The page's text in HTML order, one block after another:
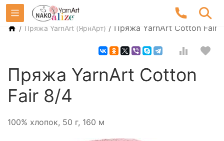
/ Пряжа YarnArt (ЯрнАрт) / Пряжа YarnArt Cotton Fair
Пряжа YarnArt Cotton
Fair 8/4
100% хлопок, 50 г, 160 м